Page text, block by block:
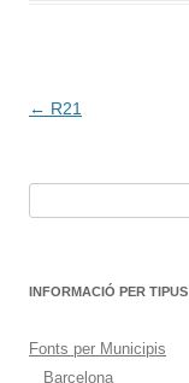
Navegación
← R21
INFORMACIÓ PER TIPUS
Fonts per Municipis
Barcelona